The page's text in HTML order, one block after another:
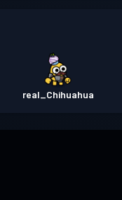
real_Chihuahua